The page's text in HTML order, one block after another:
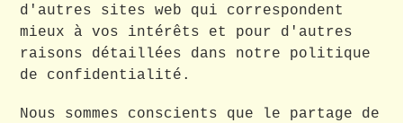
d'autres sites web qui correspondent
mieux à vos intérêts et pour d'autres
raisons détaillées dans notre politique
de confidentialité.
Nous sommes conscients que le partage de